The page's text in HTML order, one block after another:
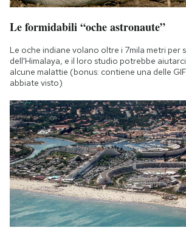
Le formidabili “oche astronaute”
Le oche indiane volano oltre i 7mila metri per
dell'Himalaya, e il loro studio potrebbe
alcune malattie (bonus: contiene una delle
abbiate visto)